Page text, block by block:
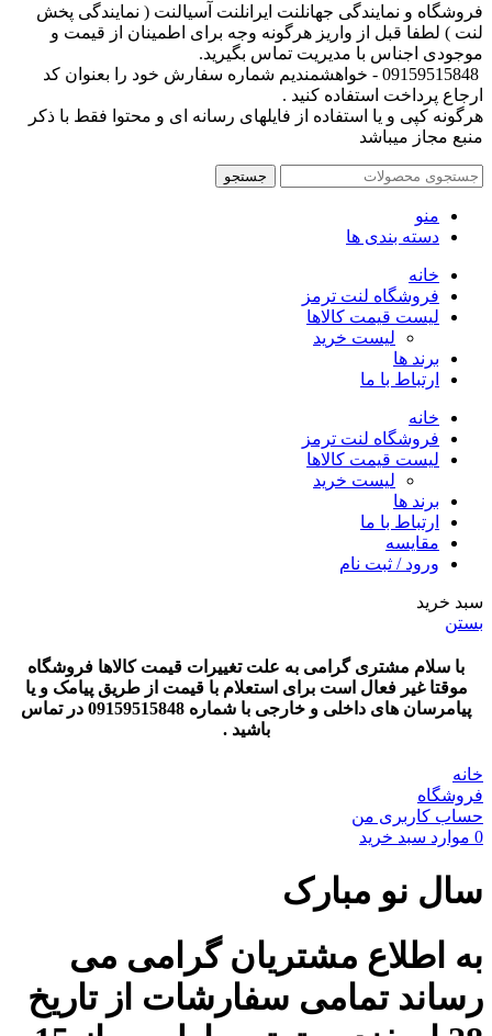
فروشگاه و نمایندگی جهانلنت ایرانلنت آسیالنت ( نمایندگی پخش
لنت ) لطفا قبل از واریز هرگونه وجه برای اطمینان از قیمت و
موجودی اجناس با مدیریت تماس بگیرید.
09159515848 - خواهشمندیم شماره سفارش خود را بعنوان کد
ارجاع پرداخت استفاده کنید .
هرگونه کپی و یا استفاده از فایلهای رسانه ای و محتوا فقط با ذکر
منبع مجاز میباشد
جستجو
منو
دسته بندی ها
خانه
فروشگاه لنت ترمز
لیست قیمت کالاها
لیست خرید
برند ها
ارتباط با ما
خانه
فروشگاه لنت ترمز
لیست قیمت کالاها
لیست خرید
برند ها
ارتباط با ما
مقایسه
ورود / ثبت نام
سبد خرید
بستن
با سلام مشتری گرامی به علت تغییرات قیمت کالاها فروشگاه
موقتا غیر فعال است برای استعلام با قیمت از طریق پیامک و یا
پیامرسان های داخلی و خارجی با شماره 09159515848 در تماس
باشید .
خانه
فروشگاه
حساب کاربری من
0 موارد سبد خرید
سال نو مبارک
به اطلاع مشتریان گرامی می
رساند تمامی سفارشات از تاریخ